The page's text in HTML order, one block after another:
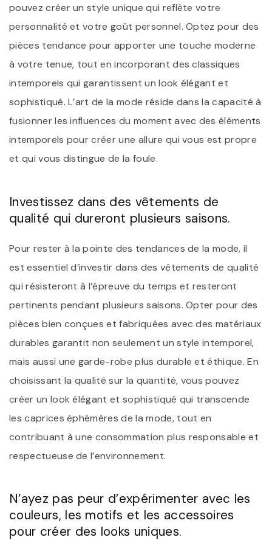
pouvez créer un style unique qui reflète votre
personnalité et votre goût personnel. Optez pour des
pièces tendance pour apporter une touche moderne
à votre tenue, tout en incorporant des classiques
intemporels qui garantissent un look élégant et
sophistiqué. L’art de la mode réside dans la capacité à
fusionner les influences du moment avec des éléments
intemporels pour créer une allure qui vous est propre
et qui vous distingue de la foule.
Investissez dans des vêtements de
qualité qui dureront plusieurs saisons.
Pour rester à la pointe des tendances de la mode, il
est essentiel d’investir dans des vêtements de qualité
qui résisteront à l’épreuve du temps et resteront
pertinents pendant plusieurs saisons. Opter pour des
pièces bien conçues et fabriquées avec des matériaux
durables garantit non seulement un style intemporel,
mais aussi une garde-robe plus durable et éthique. En
choisissant la qualité sur la quantité, vous pouvez
créer un look élégant et sophistiqué qui transcende
les caprices éphémères de la mode, tout en
contribuant à une consommation plus responsable et
respectueuse de l’environnement.
N’ayez pas peur d’expérimenter avec les
couleurs, les motifs et les accessoires
pour créer des looks uniques.